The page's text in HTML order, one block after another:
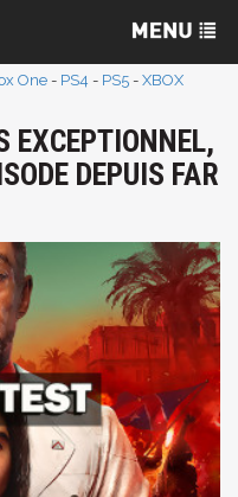
One - PS4 - PS5 - XBOX
EXCEPTIONNEL,
DEPUIS FAR